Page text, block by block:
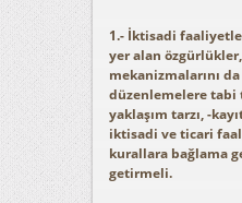
1.- İktisadi
yer alan
mekanizmalarını
düzenlemelere tabi
yaklaşım tarzı, -
iktisadi ve ticari
kurallara bağlama
getirmeli.